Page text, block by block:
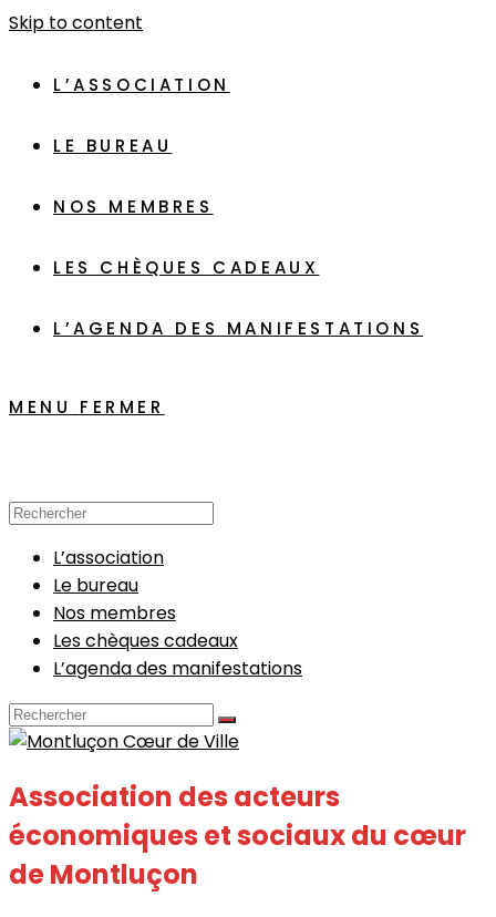
Skip to content
L’ASSOCIATION
LE BUREAU
NOS MEMBRES
LES CHÈQUES CADEAUX
L’AGENDA DES MANIFESTATIONS
MENU FERMER
L’association
Le bureau
Nos membres
Les chèques cadeaux
L’agenda des manifestations
Association des acteurs
économiques et sociaux du cœur
de Montluçon